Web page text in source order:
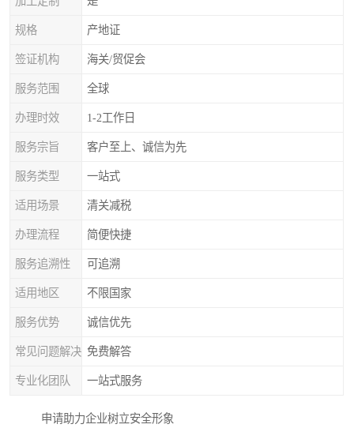
规格 产地证
签证机构 海关/贸促会
服务范围 全球
办理时效 1-2工作日
服务宗旨 客户至上、诚信为先
服务类型 一站式
适用场景 清关减税
办理流程 简便快捷
服务追溯性 可追溯
适用地区 不限国家
服务优势 诚信优先
常见问题解决 免费解答
专业化团队 一站式服务
申请助力企业树立安全形象